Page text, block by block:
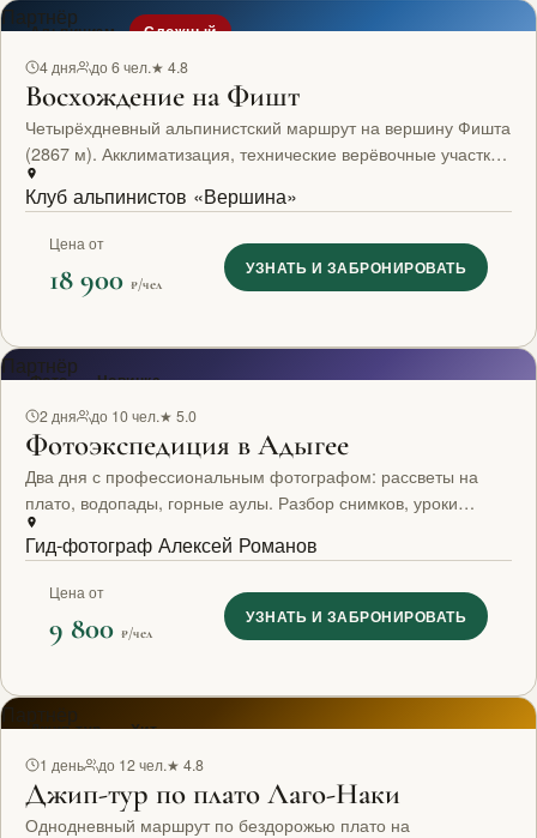
Альпинизм Сложный
Партнёр
4 дня до 6 чел.★ 4.8
Восхождение на Фишт
Четырёхдневный альпинистский маршрут на вершину Фишта
(2867 м). Акклиматизация, технические верёвочные участки,
снежники. Сертифицированный инструктор.
Клуб альпинистов «Вершина»
Цена от
18 900 ₽/чел
УЗНАТЬ И ЗАБРОНИРОВАТЬ
Фото Новинка
Партнёр
2 дня до 10 чел.★ 5.0
Фотоэкспедиция в Адыгее
Два дня с профессиональным фотографом: рассветы на
плато, водопады, горные аулы. Разбор снимков, уроки
работы со светом. Для любого уровня подготовки.
Гид-фотограф Алексей Романов
Цена от
9 800 ₽/чел
УЗНАТЬ И ЗАБРОНИРОВАТЬ
Джип-тур Хит
Партнёр
1 день до 12 чел.★ 4.8
Джип-тур по плато Лаго-Наки
Однодневный маршрут по бездорожью плато на